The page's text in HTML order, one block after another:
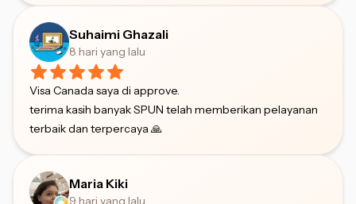
Suhaimi Ghazali
8 hari yang lalu
Visa Canada saya di approve.
terima kasih banyak SPUN telah memberikan pelayanan
terbaik dan terpercaya 🙏
Maria Kiki
9 hari yang lalu